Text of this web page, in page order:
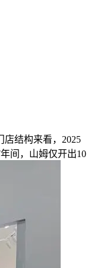
店结构来看，2025
间，山姆仅开出10